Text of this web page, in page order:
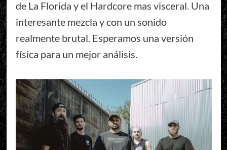
de La Florida y el Hardcore mas visceral. Una
interesante mezcla y con un sonido
realmente brutal. Esperamos una versión
física para un mejor análisis.